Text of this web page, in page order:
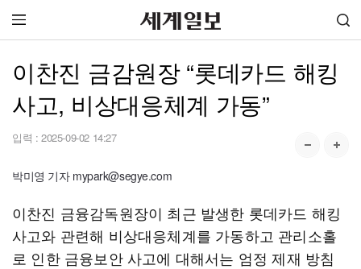
이찬진 금감원장 “롯데카드 해킹
사고, 비상대응체계 가동”
입력 : 2025-09-02 14:27
박미영 기자 mypark@segye.com
이찬진 금융감독원장이 최근 발생한 롯데카드 해킹
사고와 관련해 비상대응체계를 가동하고 관리소홀
로 인한 금융보안 사고에 대해서는 엄정 제재 방침